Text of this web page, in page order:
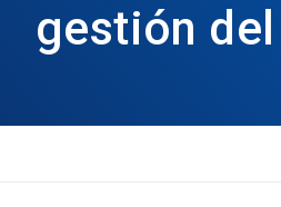
gestión